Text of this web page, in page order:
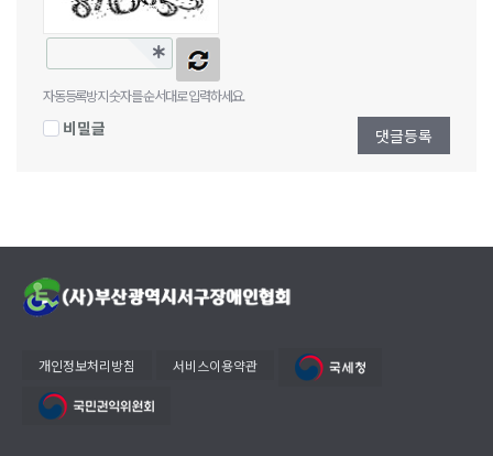
자동등록방지 숫자를 순서대로 입력하세요.
비밀글 댓글등록
개인정보처리방침 서비스이용약관